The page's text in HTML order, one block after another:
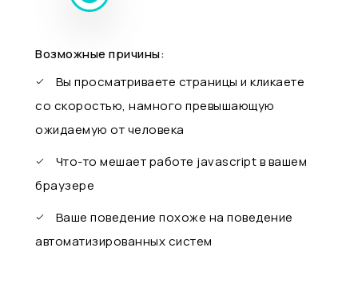
Возможные причины:
Вы просматриваете страницы и кликаете
со скоростью, намного превышающую
ожидаемую от человека
Что-то мешает работе javascript в вашем
браузере
Ваше поведение похоже на поведение
автоматизированных систем